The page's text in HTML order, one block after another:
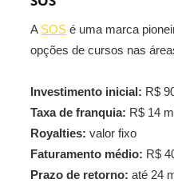
A SOS é uma marca
opções de cursos nas
Investimento inicial: R$
Taxa de franquia: R$ 14
Royalties: valor fixo
Faturamento médio: R$
Prazo de retorno: até 24